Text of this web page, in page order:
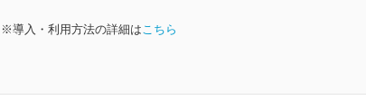
※導入・利用方法の詳細はこちら